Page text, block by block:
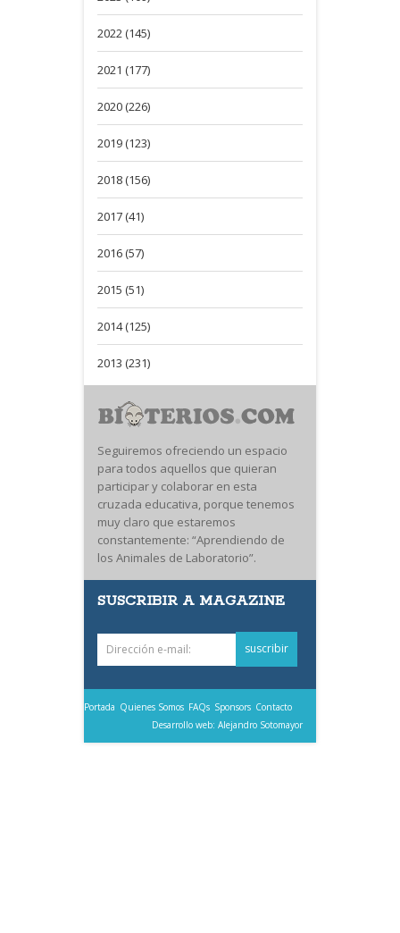
2022 (145)
2021 (177)
2020 (226)
2019 (123)
2018 (156)
2017 (41)
2016 (57)
2015 (51)
2014 (125)
2013 (231)
Seguiremos ofreciendo un espacio
para todos aquellos que quieran
participar y colaborar en esta
cruzada educativa, porque tenemos
muy claro que estaremos
constantemente: “Aprendiendo de
los Animales de Laboratorio”.
SUSCRIBIR A MAGAZINE
Portada Quienes Somos FAQs Sponsors Contacto
Desarrollo web: Alejandro Sotomayor